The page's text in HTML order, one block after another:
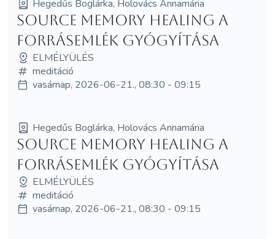
Hegedűs Boglárka, Holovács Annamária
Source Memory Healing A
forrásemlék gyógyítása
ELMÉLYÜLÉS
meditáció
vasárnap, 2026-06-21., 08:30 - 09:15
Hegedűs Boglárka, Holovács Annamária
Source Memory Healing A
forrásemlék gyógyítása
ELMÉLYÜLÉS
meditáció
vasárnap, 2026-06-21., 08:30 - 09:15